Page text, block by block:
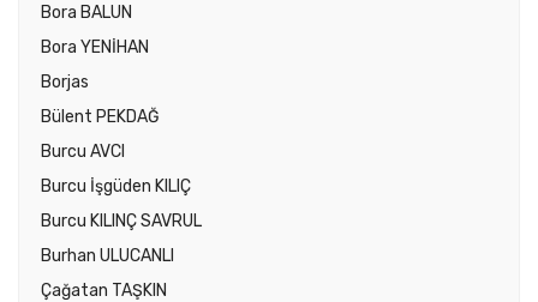
Bora BALUN
Bora YENİHAN
Borjas
Bülent PEKDAĞ
Burcu AVCI
Burcu İşgüden KILIÇ
Burcu KILINÇ SAVRUL
Burhan ULUCANLI
Çağatan TAŞKIN